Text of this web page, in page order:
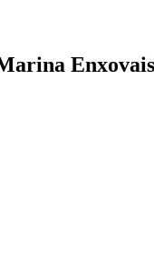
Enxovais